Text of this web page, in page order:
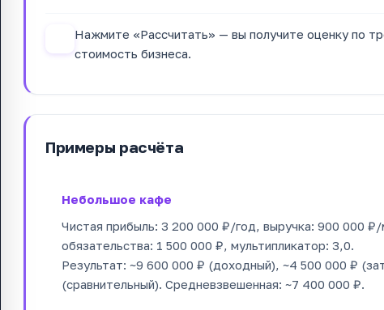
Нажмите «Рассчитать» — вы получите оценку по
стоимость бизнеса.
Примеры расчёта
Небольшое кафе
Чистая прибыль: 3 200 000 ₽/год, выручка: 900 000
обязательства: 1 500 000 ₽, мультипликатор: 3,0.
Результат: ~9 600 000 ₽ (доходный), ~4 500 000 ₽
(сравнительный). Средневзвешенная: ~7 400 000 ₽.